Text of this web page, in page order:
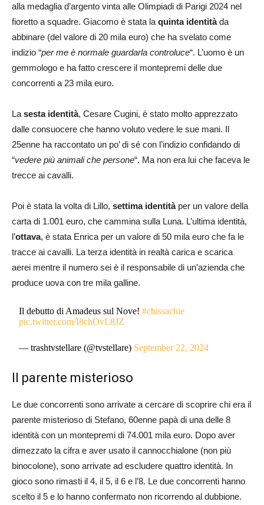
alla medaglia d’argento vinta alle Olimpiadi di Parigi 2024 nel
fioretto a squadre. Giacomo è stata la quinta identitàda
abbinare (del valore di 20 mila euro) che ha svelato come
indizio “per me è normale guardarla controluce“. L’uomo è un
gemmologo e ha fatto crescere il montepremi delle due
concorrenti a 23 mila euro.
La sesta identità, Cesare Cugini, è stato molto apprezzato
dalle consuocere che hanno voluto vedere le sue mani. Il
25enne ha raccontato un po’ di sé con l’indizio confidando di
“vedere più animali che persone“. Ma non era lui che faceva le
trecce ai cavalli.
Poi è stata la volta di Lillo, settima identitàper un valore della
carta di 1.001 euro, che cammina sulla Luna. L’ultima identità,
l’ottava, è stata Enrica per un valore di 50 mila euro che fa le
tracce ai cavalli. La terza identità in realtà carica e scarica
aerei mentre il numero sei è il responsabile di un’azienda che
produce uova con tre mila galline.
Il debutto di Amadeus sul Nove!#chissachie
pic.twitter.com/I8chOvL8JZ
— trashtvstellare (@tvstellare) September 22, 2024
Il parente misterioso
Le due concorrenti sono arrivate a cercare di scoprire chi era il
parente misterioso di Stefano, 60enne papà di una delle 8
identità con un montepremi di 74.001 mila euro. Dopo aver
dimezzato la cifra e aver usato il cannocchialone (non più
binocolone), sono arrivate ad escludere quattro identità. In
gioco sono rimasti il 4, il 5, il 6 e l’8. Le due concorrenti hanno
scelto il 5 e lo hanno confermato non ricorrendo al dubbione.